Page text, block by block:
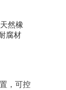
然橡
腐材
，可控